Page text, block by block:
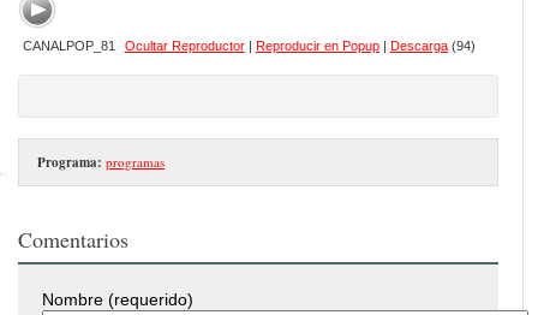
CANALPOP_81 Ocultar Reproductor| Reproducir en Popup| Descarga(94)
Programa: programas
Comentarios
Nombre (requerido)